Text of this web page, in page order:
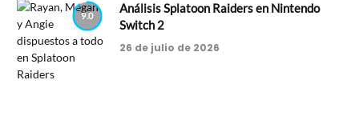
9.0
Análisis Splatoon Raiders en Nintendo
Switch 2
26 de julio de 2026